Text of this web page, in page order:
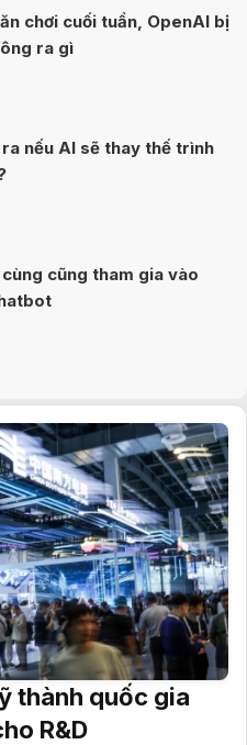
chơi cuối tuần, OpenAI bị
ra gì
nếu AI sẽ thay thế trình
cũng tham gia vào
thành quốc gia
R&D